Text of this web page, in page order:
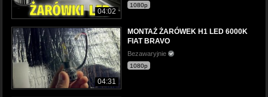
04:02
1080p
04:31
MONTAŻ ŻARÓWEK H1 LED 6000K
FIAT BRAVO
Bezawaryjnie
1080p